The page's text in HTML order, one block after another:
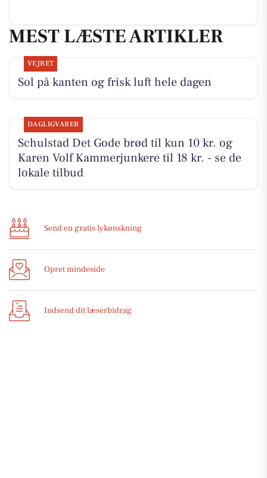
MEST LÆSTE ARTIKLER
VEJRET
Sol på kanten og frisk luft hele dagen
DAGLIGVARER
Schulstad Det Gode brød til kun 10 kr. og
Karen Volf Kammerjunkere til 18 kr. - se de
lokale tilbud
Send en gratis lykønskning
Opret mindeside
Indsend dit læserbidrag